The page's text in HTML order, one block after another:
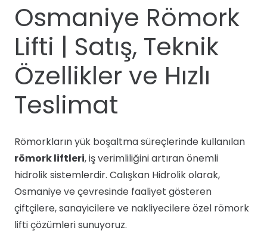
Osmaniye Römork
Lifti | Satış, Teknik
Özellikler ve Hızlı
Teslimat
Römorkların yük boşaltma süreçlerinde kullanılan
römork liftleri, iş verimliliğini artıran önemli
hidrolik sistemlerdir. Calışkan Hidrolik olarak,
Osmaniye ve çevresinde faaliyet gösteren
çiftçilere, sanayicilere ve nakliyecilere özel römork
lifti çözümleri sunuyoruz.